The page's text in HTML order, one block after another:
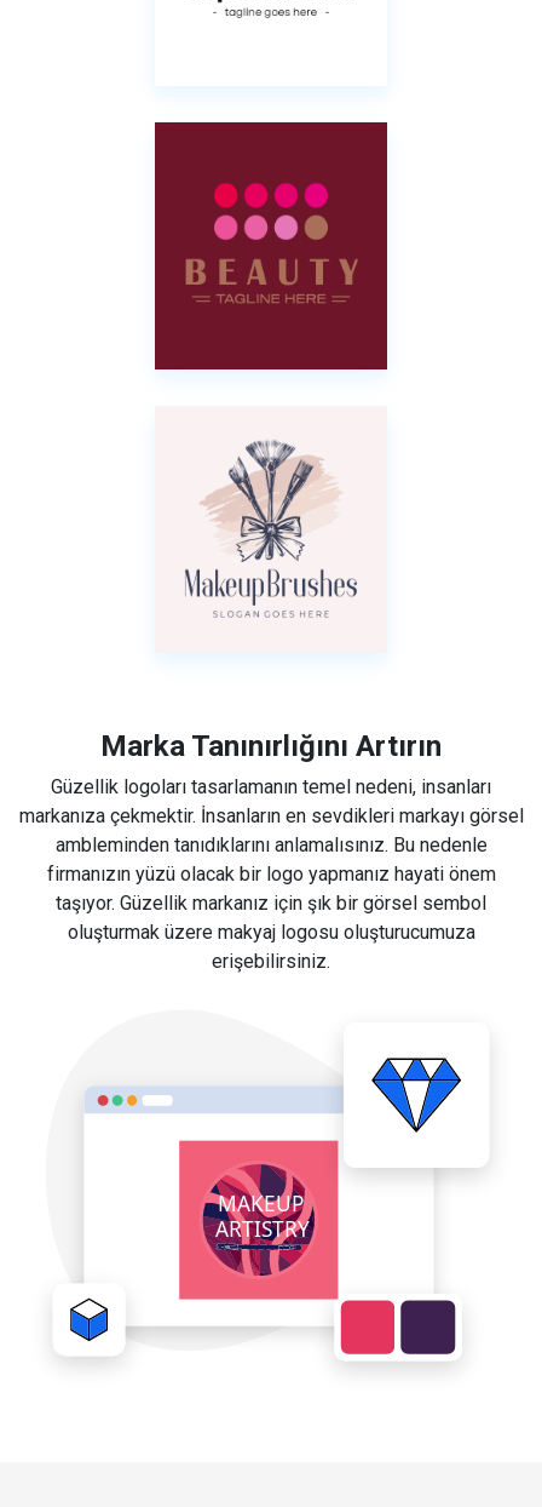
Marka Tanınırlığını Artırın
Güzellik logoları tasarlamanın temel nedeni, insanları
markanıza çekmektir. İnsanların en sevdikleri markayı görsel
ambleminden tanıdıklarını anlamalısınız. Bu nedenle
firmanızın yüzü olacak bir logo yapmanız hayati önem
taşıyor. Güzellik markanız için şık bir görsel sembol
oluşturmak üzere makyaj logosu oluşturucumuza
erişebilirsiniz.